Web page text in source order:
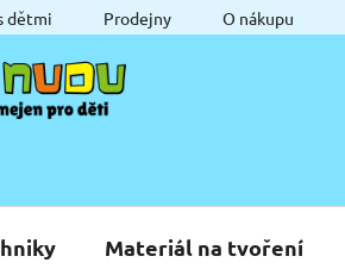
dětmi Prodejny O nákupu
Materiál na tvoření